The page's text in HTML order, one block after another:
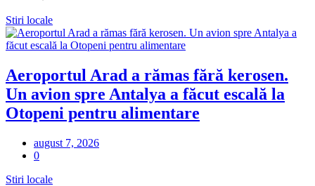
Stiri locale
Aeroportul Arad a rămas fără kerosen.
Un avion spre Antalya a făcut escală la
Otopeni pentru alimentare
august 7, 2026
0
Stiri locale